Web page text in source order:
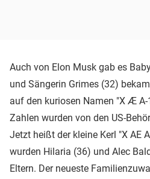
Auch von Elon Musk gab es
und Sängerin Grimes (32)
auf den kuriosen Namen "X Æ
Zahlen wurden von den US-
Jetzt heißt der kleine Kerl "X AE
wurden Hilaria (36) und Alec
Eltern. Der neueste